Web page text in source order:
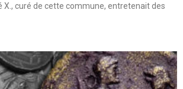
X., curé de cette commune, entretenait des